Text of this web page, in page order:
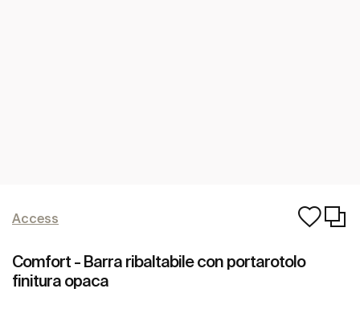
Access
Comfort - Barra ribaltabile con portarotolo
finitura opaca